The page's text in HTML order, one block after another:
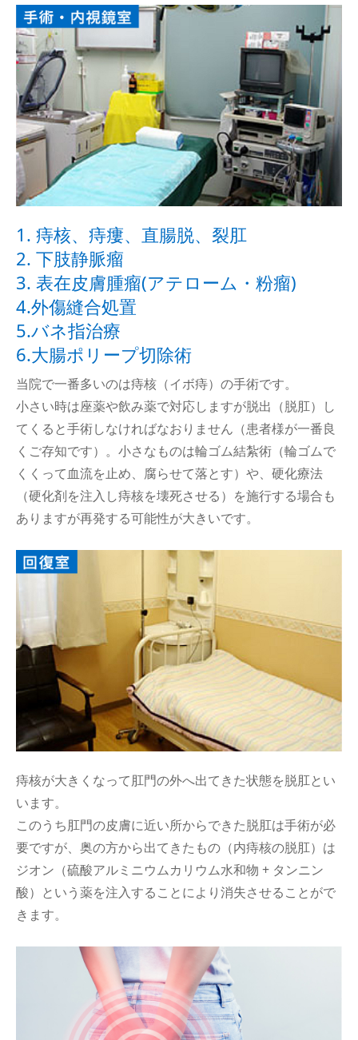
1. 痔核、痔瘻、直腸脱、裂肛
2. 下肢静脈瘤
3. 表在皮膚腫瘤(アテローム・粉瘤)
4.外傷縫合処置
5.バネ指治療
6.大腸ポリープ切除術
当院で一番多いのは痔核（イボ痔）の手術です。
小さい時は座薬や飲み薬で対応しますが脱出（脱肛）し
てくると手術しなければなおりません（患者様が一番良
くご存知です）。小さなものは輪ゴム結紮術（輪ゴムで
くくって血流を止め、腐らせて落とす）や、硬化療法
（硬化剤を注入し痔核を壊死させる）を施行する場合も
ありますが再発する可能性が大きいです。
痔核が大きくなって肛門の外へ出てきた状態を脱肛とい
います。
このうち肛門の皮膚に近い所からできた脱肛は手術が必
要ですが、奥の方から出てきたもの（内痔核の脱肛）は
ジオン（硫酸アルミニウムカリウム水和物 + タンニン
酸）という薬を注入することにより消失させることがで
きます。